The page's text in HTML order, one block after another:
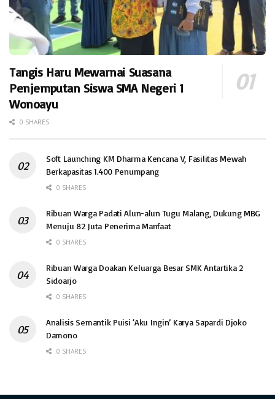
Tangis Haru Mewarnai Suasana
Penjemputan Siswa SMA Negeri 1
Wonoayu
0 SHARES
Soft Launching KM Dharma Kencana V, Fasilitas Mewah
Berkapasitas 1.400 Penumpang
0 SHARES
Ribuan Warga Padati Alun-alun Tugu Malang, Dukung MBG
Menuju 82 Juta Penerima Manfaat
0 SHARES
Ribuan Warga Doakan Keluarga Besar SMK Antartika 2
Sidoarjo
0 SHARES
Analisis Semantik Puisi ‘Aku Ingin’ Karya Sapardi Djoko
Damono
0 SHARES